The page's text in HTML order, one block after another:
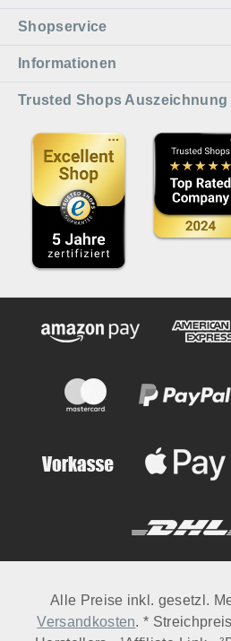
Shopservice
Informationen
Trusted Shops Auszeichnung
Alle Preise inkl. gesetzl.
Versandkosten. *